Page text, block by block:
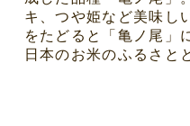
キ、つや姫など美味し
をたどると「亀ノ尾」
日本のお米のふるさと